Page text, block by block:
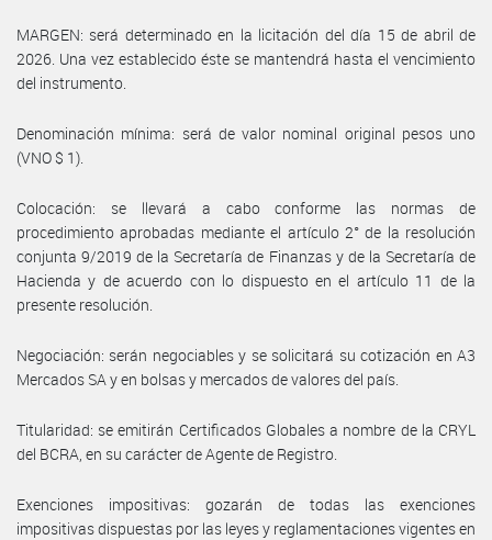
MARGEN: será determinado en la licitación del día 15 de abril de
2026. Una vez establecido éste se mantendrá hasta el vencimiento
del instrumento.
Denominación mínima: será de valor nominal original pesos uno
(VNO $ 1).
Colocación: se llevará a cabo conforme las normas de
procedimiento aprobadas mediante el artículo 2° de la resolución
conjunta 9/2019 de la Secretaría de Finanzas y de la Secretaría de
Hacienda y de acuerdo con lo dispuesto en el artículo 11 de la
presente resolución.
Negociación: serán negociables y se solicitará su cotización en A3
Mercados SA y en bolsas y mercados de valores del país.
Titularidad: se emitirán Certificados Globales a nombre de la CRYL
del BCRA, en su carácter de Agente de Registro.
Exenciones impositivas: gozarán de todas las exenciones
impositivas dispuestas por las leyes y reglamentaciones vigentes en